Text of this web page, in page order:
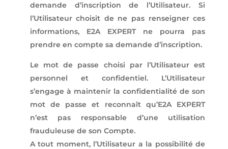
demande d’inscription de l’Utilisateur. Si
l’Utilisateur choisit de ne pas renseigner ces
informations, E2A EXPERT ne pourra pas
prendre en compte sa demande d’inscription.
Le mot de passe choisi par l’Utilisateur est
personnel et confidentiel. L’Utilisateur
s’engage à maintenir la confidentialité de son
mot de passe et reconnaît qu’E2A EXPERT
n’est pas responsable d’une utilisation
frauduleuse de son Compte.
A tout moment, l’Utilisateur a la possibilité de